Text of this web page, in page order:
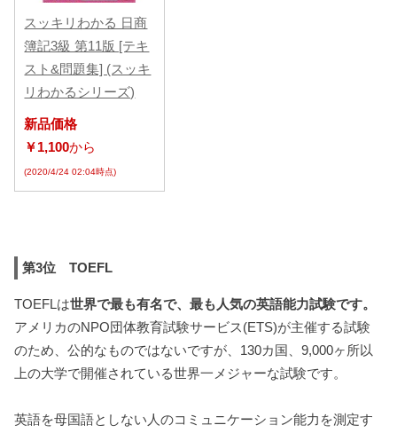
スッキリわかる 日商
簿記3級 第11版 [テキ
スト&問題集] (スッキ
リわかるシリーズ)
新品価格
￥1,100から
(2020/4/24 02:04時点)
第3位 TOEFL
TOEFLは世界で最も有名で、最も人気の英語能力試験です。
アメリカのNPO団体教育試験サービス(ETS)が主催する試験
のため、公的なものではないですが、130カ国、9,000ヶ所以
上の大学で開催されている世界一メジャーな試験です。
英語を母国語としない人のコミュニケーション能力を測定す